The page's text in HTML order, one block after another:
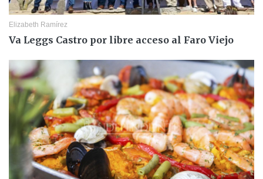
Elizabeth Ramírez
Va Leggs Castro por libre acceso al Faro Viejo